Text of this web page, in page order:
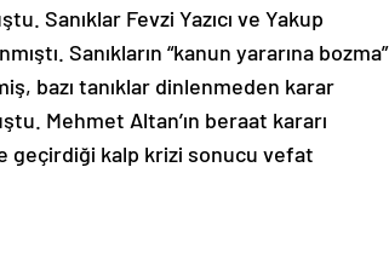
Sanıklar Fevzi Yazıcı ve Yakup
Sanıkların “kanun yararına bozma”
bazı tanıklar dinlenmeden karar
Mehmet Altan’ın beraat kararı
geçirdiği kalp krizi sonucu vefat